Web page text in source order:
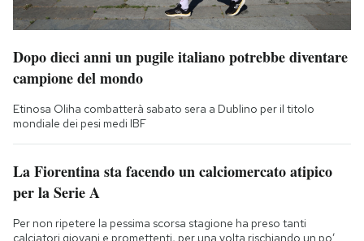
Dopo dieci anni un pugile italiano potrebbe diventare
campione del mondo
Etinosa Oliha combatterà sabato sera a Dublino per il titolo
mondiale dei pesi medi IBF
La Fiorentina sta facendo un calciomercato atipico
per la Serie A
Per non ripetere la pessima scorsa stagione ha preso tanti
calciatori giovani e promettenti, per una volta rischiando un po’